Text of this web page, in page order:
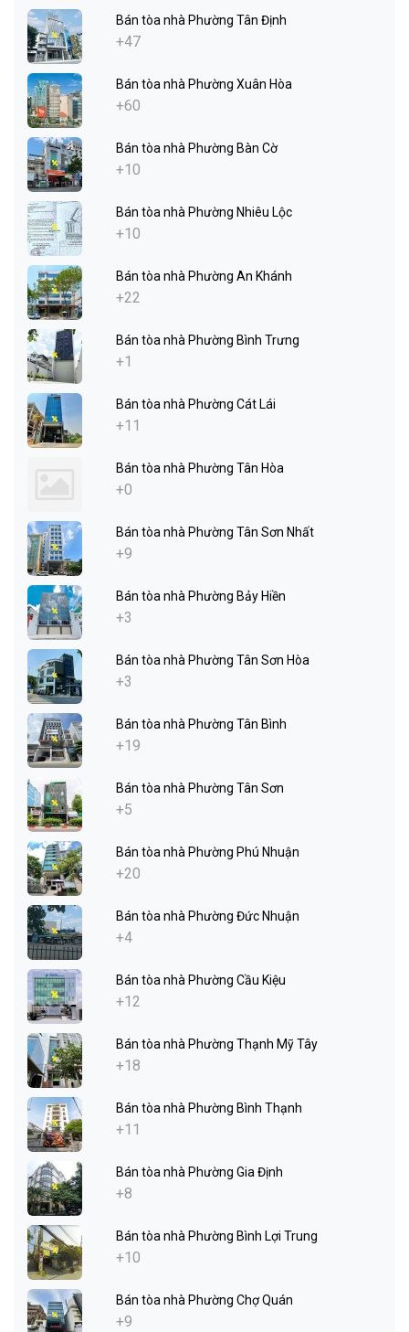
Bán tòa nhà Phường Tân Định
+47
Bán tòa nhà Phường Xuân Hòa
+60
Bán tòa nhà Phường Bàn Cờ
+10
Bán tòa nhà Phường Nhiêu Lộc
+10
Bán tòa nhà Phường An Khánh
+22
Bán tòa nhà Phường Bình Trưng
+1
Bán tòa nhà Phường Cát Lái
+11
Bán tòa nhà Phường Tân Hòa
+0
Bán tòa nhà Phường Tân Sơn Nhất
+9
Bán tòa nhà Phường Bảy Hiền
+3
Bán tòa nhà Phường Tân Sơn Hòa
+3
Bán tòa nhà Phường Tân Bình
+19
Bán tòa nhà Phường Tân Sơn
+5
Bán tòa nhà Phường Phú Nhuận
+20
Bán tòa nhà Phường Đức Nhuận
+4
Bán tòa nhà Phường Cầu Kiệu
+12
Bán tòa nhà Phường Thạnh Mỹ Tây
+18
Bán tòa nhà Phường Bình Thạnh
+11
Bán tòa nhà Phường Gia Định
+8
Bán tòa nhà Phường Bình Lợi Trung
+10
Bán tòa nhà Phường Chợ Quán
+9